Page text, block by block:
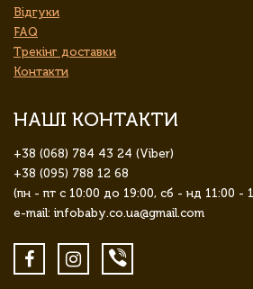
Відгуки
FAQ
Трекінг доставки
Контакти
НАШІ КОНТАКТИ
+38 (068) 784 43 24 (Viber)
+38 (095) 788 12 68
(пн - пт с 10:00 до 19:00, сб - нд 11:00 -
e-mail: infobaby.co.ua@gmail.com